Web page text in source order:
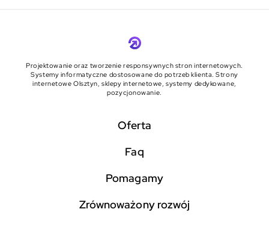
Projektowanie oraz tworzenie responsywnych stron internetowych.
Systemy informatyczne dostosowane do potrzeb klienta. Strony
internetowe Olsztyn, sklepy internetowe, systemy dedykowane,
pozycjonowanie.
Oferta
faq
pomagamy
zrównoważony rozwój